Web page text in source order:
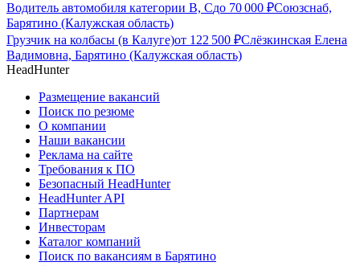
Водитель автомобиля категории В, Сдо 70 000 ₽Союзснаб,
Барятино (Калужская область)
Грузчик на колбасы (в Калуге)от 122 500 ₽Слёзкинская Елена
Вадимовна, Барятино (Калужская область)
HeadHunter
Размещение вакансий
Поиск по резюме
О компании
Наши вакансии
Реклама на сайте
Требования к ПО
Безопасный HeadHunter
HeadHunter API
Партнерам
Инвесторам
Каталог компаний
Поиск по вакансиям в Барятино